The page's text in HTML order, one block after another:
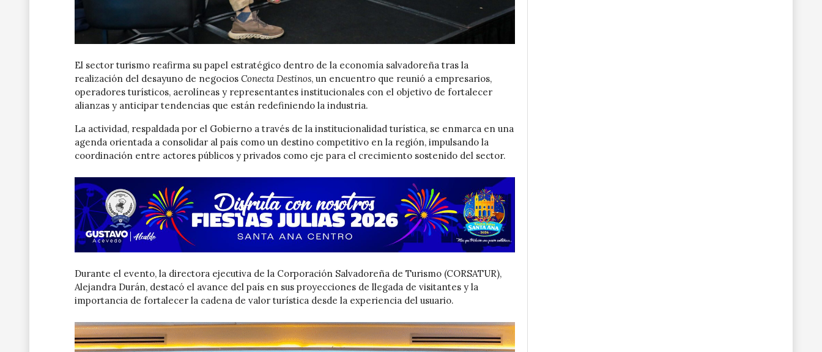
El sector turismo reafirma su papel estratégico dentro de la economía salvadoreña tras la
realización del desayuno de negocios Conecta Destinos, un encuentro que reunió a empresarios,
operadores turísticos, aerolíneas y representantes institucionales con el objetivo de fortalecer
alianzas y anticipar tendencias que están redefiniendo la industria.
La actividad, respaldada por el Gobierno a través de la institucionalidad turística, se enmarca en una
agenda orientada a consolidar al país como un destino competitivo en la región, impulsando la
coordinación entre actores públicos y privados como eje para el crecimiento sostenido del sector.
Durante el evento, la directora ejecutiva de la Corporación Salvadoreña de Turismo (CORSATUR),
Alejandra Durán, destacó el avance del país en sus proyecciones de llegada de visitantes y la
importancia de fortalecer la cadena de valor turística desde la experiencia del usuario.